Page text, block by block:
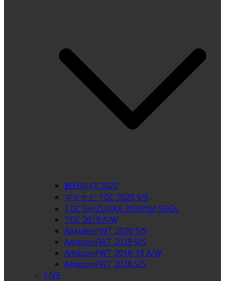
超FUJI-Q! 2020
マイナビ TGC 2020 S/S
TGC SHIZUOKA 2020 for SDGs
TGC 2019 A/W
RakutenFWT 2020 S/S
AmazonFWT 2019 S/S
AmazonFWT 2018-19 A/W
AmazonFWT 2018 S/S
LIVE